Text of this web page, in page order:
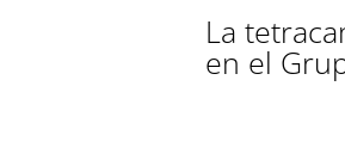
La
en el